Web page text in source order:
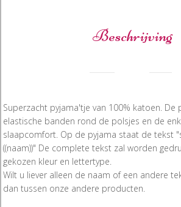
Beschrijving
Superzacht pyjama'tje van 100% katoen. De
elastische banden rond de polsjes en de
slaapcomfort. Op de pyjama staat de tekst
((naam))" De complete tekst zal worden
gekozen kleur en lettertype.
Wilt u liever alleen de naam of een andere
dan tussen onze andere producten.